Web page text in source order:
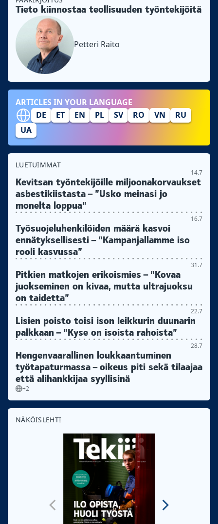
Tieto kiinnostaa teollisuuden työntekijöitä
Petteri Raito
ARTICLES IN YOUR LANGUAGE
DE
ET EN PL SV RO VN
RU
UA
LUETUIMMAT
14.7
Kevitsan työntekijöille miljoonakorvaukset
asbestikiistasta – ”Usko meinasi jo
monelta loppua”
16.7
Työsuojeluhenkilöiden määrä kasvoi
ennätyksellisesti – ”Kampanjallamme iso
rooli kasvussa”
31.7
Pitkien matkojen erikoismies – ”Kovaa
juokseminen on kivaa, mutta ultrajuoksu
on taidetta”
22.7
Lisien poisto toisi ison leikkurin duunarin
palkkaan – ”Kyse on isoista rahoista”
28.7
Hengenvaarallinen loukkaantuminen
työtapaturmassa – oikeus piti sekä tilaajaa
että alihankkijaa syyllisinä
+2
NÄKÖISLEHTI